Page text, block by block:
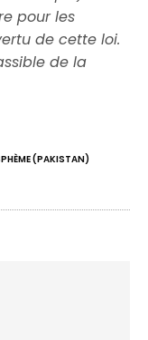
pour les
de cette loi.
de la
(PAKISTAN)